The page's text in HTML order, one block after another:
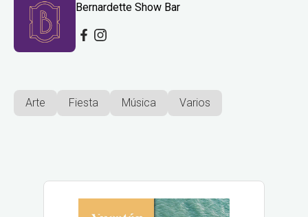
Bernardette Show Bar
Arte Fiesta Música Varios